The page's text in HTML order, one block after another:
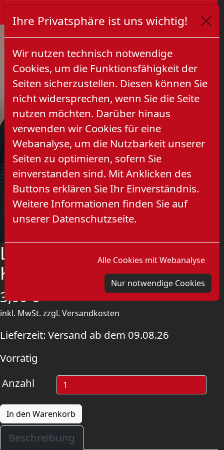
Ihre Privatsphäre ist uns wichtig!
Wir nutzen technisch notwendige
Cookies, um die Funktionsfähigkeit der
Seiten sicherzustellen. Diesen können Sie
nicht widersprechen, wenn Sie die Seite
nutzen möchten. Darüber hinaus
verwenden wir Cookies für eine
Webanalyse, um die Nutzbarkeit unserer
Seiten zu optimieren, sofern Sie
einverstanden sind. Mit Anklicken des
Buttons erklären Sie Ihr Einverständnis.
Weitere Informationen finden Sie auf
unserer Datenschutzseite.
Alle Cookies mit Webanalyse
Nur notwendige Cookies
Previous Next
Lenin Pin -
Kommunistische Arbeit
3,00€
inkl. MwSt. zzgl. Versandkosten
Lieferzeit: Versand ab dem 09.08.26
Vorrätig
Anzahl
In den Warenkorb
Beschreibung